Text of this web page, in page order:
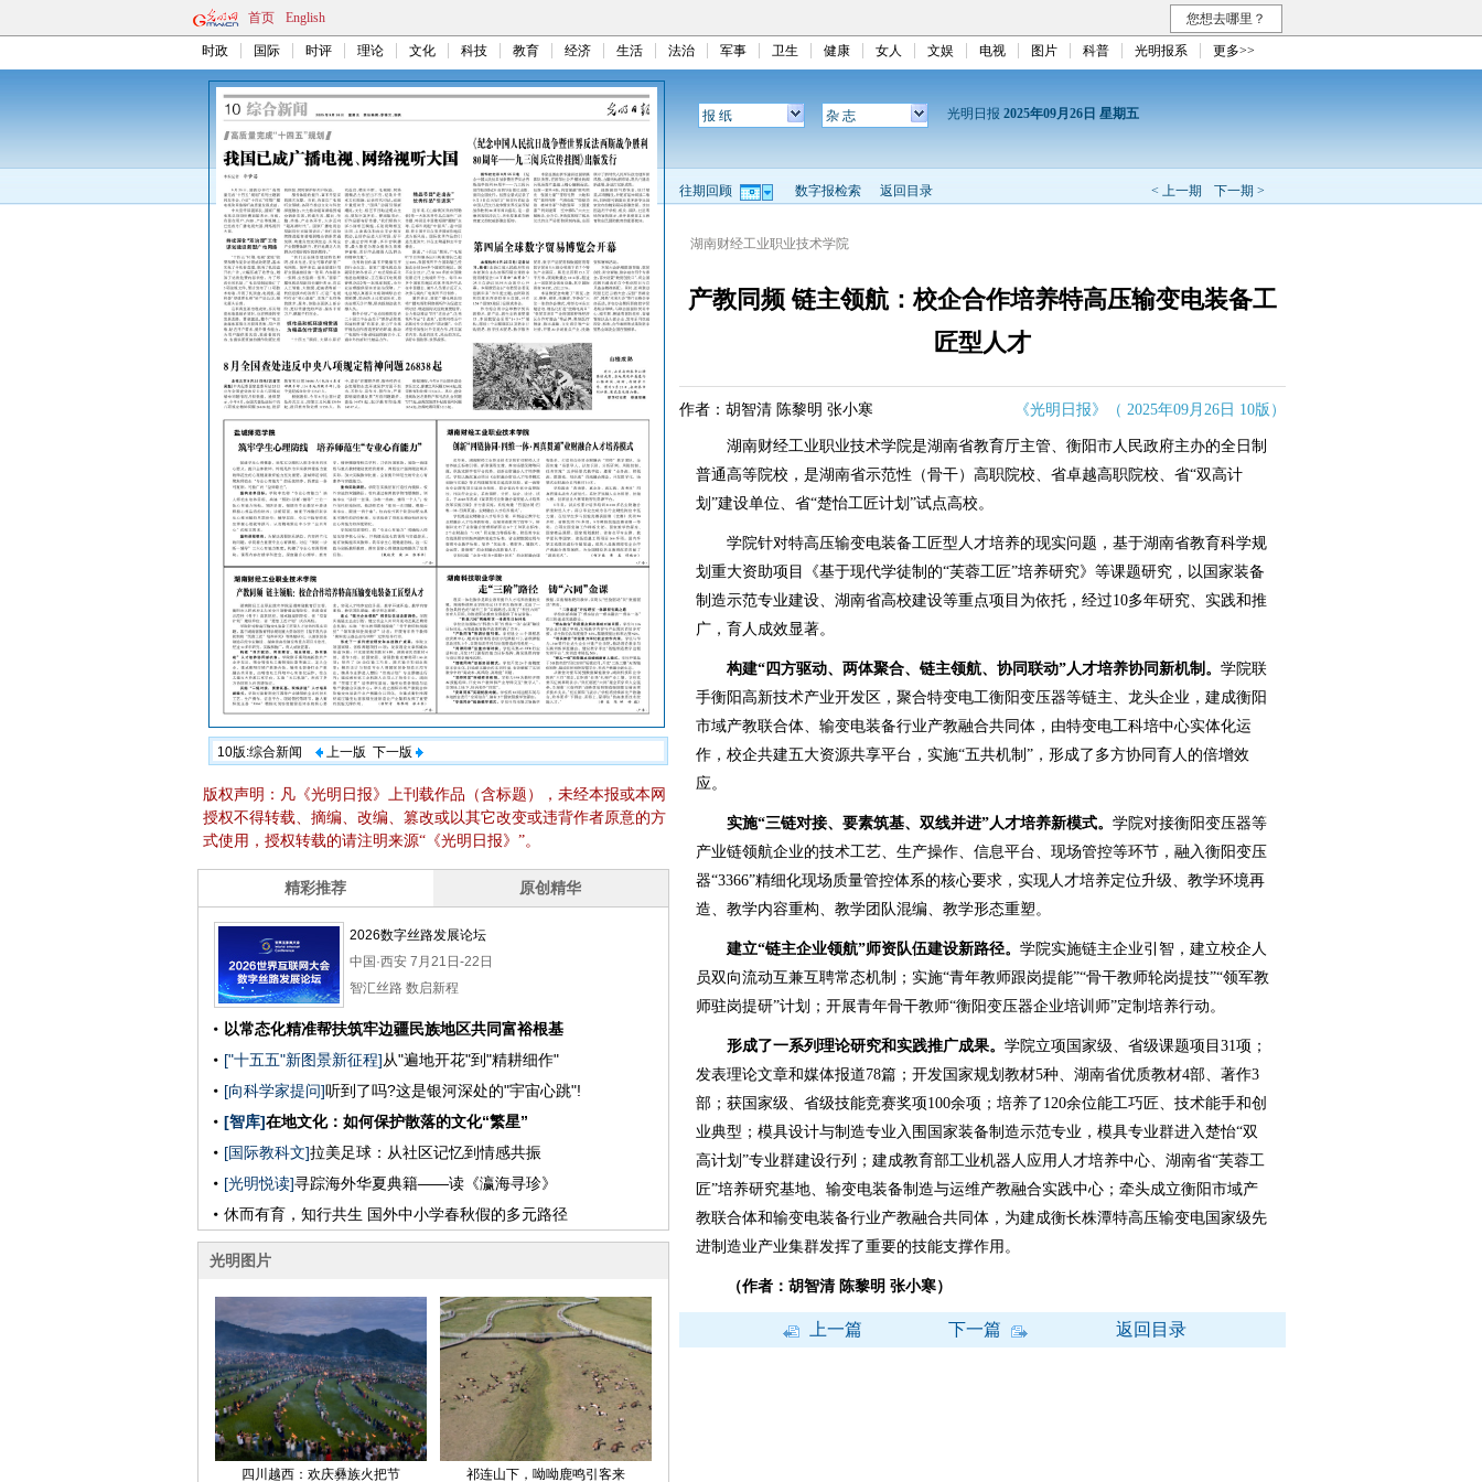
首页 English 您想去哪里？
时政 国际 时评 理论 文化 科技 教育 经济 生活 法治 军事 卫生 健康 女人 文娱 电视 图片 科普 光明报系 更多>>
10版:综合新闻 上一版 下一版
版权声明：凡《光明日报》上刊载作品（含标题），未经本报或本网
授权不得转载、摘编、改编、篡改或以其它改变或违背作者原意的方
式使用，授权转载的请注明来源“《光明日报》”。
报 纸 杂 志 光明日报 2025年09月26日 星期五
< 上一期 下一期 >
往期回顾 数字报检索 返回目录
湖南财经工业职业技术学院
产教同频 链主领航：校企合作培养特高压输变电装备工
匠型人才
作者：胡智清 陈黎明 张小寒 《光明日报》（ 2025年09月26日 10版）
湖南财经工业职业技术学院是湖南省教育厅主管、衡阳市人民政府主办的全日制
普通高等院校，是湖南省示范性（骨干）高职院校、省卓越高职院校、省“双高计
划”建设单位、省“楚怡工匠计划”试点高校。
学院针对特高压输变电装备工匠型人才培养的现实问题，基于湖南省教育科学规
划重大资助项目《基于现代学徒制的“芙蓉工匠”培养研究》等课题研究，以国家装备
制造示范专业建设、湖南省高校建设等重点项目为依托，经过10多年研究、实践和推
广，育人成效显著。
构建“四方驱动、两体聚合、链主领航、协同联动”人才培养协同新机制。 学院联
手衡阳高新技术产业开发区，聚合特变电工衡阳变压器等链主、龙头企业，建成衡阳
市域产教联合体、输变电装备行业产教融合共同体，由特变电工科培中心实体化运
作，校企共建五大资源共享平台，实施“五共机制”，形成了多方协同育人的倍增效
应。
实施“三链对接、要素筑基、双线并进”人才培养新模式。 学院对接衡阳变压器等
产业链领航企业的技术工艺、生产操作、信息平台、现场管控等环节，融入衡阳变压
器“3366”精细化现场质量管控体系的核心要求，实现人才培养定位升级、教学环境再
造、教学内容重构、教学团队混编、教学形态重塑。
建立“链主企业领航”师资队伍建设新路径。 学院实施链主企业引智，建立校企人
员双向流动互兼互聘常态机制；实施“青年教师跟岗提能”“骨干教师轮岗提技”“领军教
师驻岗提研”计划；开展青年骨干教师“衡阳变压器企业培训师”定制培养行动。
形成了一系列理论研究和实践推广成果。 学院立项国家级、省级课题项目31项；
发表理论文章和媒体报道78篇；开发国家规划教材5种、湖南省优质教材4部、著作3
部；获国家级、省级技能竞赛奖项100余项；培养了120余位能工巧匠、技术能手和创
业典型；模具设计与制造专业入围国家装备制造示范专业，模具专业群进入楚怡“双
高计划”专业群建设行列；建成教育部工业机器人应用人才培养中心、湖南省“芙蓉工
匠”培养研究基地、输变电装备制造与运维产教融合实践中心；牵头成立衡阳市域产
教联合体和输变电装备行业产教融合共同体，为建成衡长株潭特高压输变电国家级先
进制造业产业集群发挥了重要的技能支撑作用。
（作者：胡智清 陈黎明 张小寒）
上一篇 下一篇 返回目录